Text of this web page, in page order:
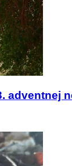
adventnej